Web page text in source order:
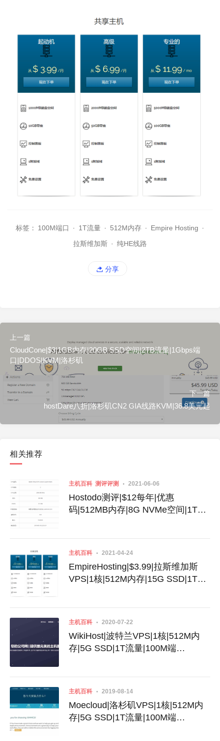
标签： 100M端口 · 1T流量 · 512M内存 · Empire Hosting ·
拉斯维加斯 · 纯HE线路
分享
上一篇
CloudCone|$3|1GB内存|20GB SSD空间|2TB流量|1Gbps端
口|DDOS|KVM|洛杉矶
下一篇
hostDare八折|洛杉矶CN2 GIA线路KVM|36.8美元起
相关推荐
主机百科 测评评测 2021-06-06
Hostodo测评|$12每年|优惠
码|512MB内存|8G NVMe空间|1T流
主机百科 2021-04-24
EmpireHosting|$3.99|拉斯维加斯
VPS|1核|512M内存|15G SSD|1T流
主机百科 2020-07-22
WikiHost|波特兰VPS|1核|512M内
存|5G SSD|1T流量|100M端
主机百科 2019-08-14
Moecloud|洛杉矶VPS|1核|512M内
存|5G SSD|1T流量|100M端